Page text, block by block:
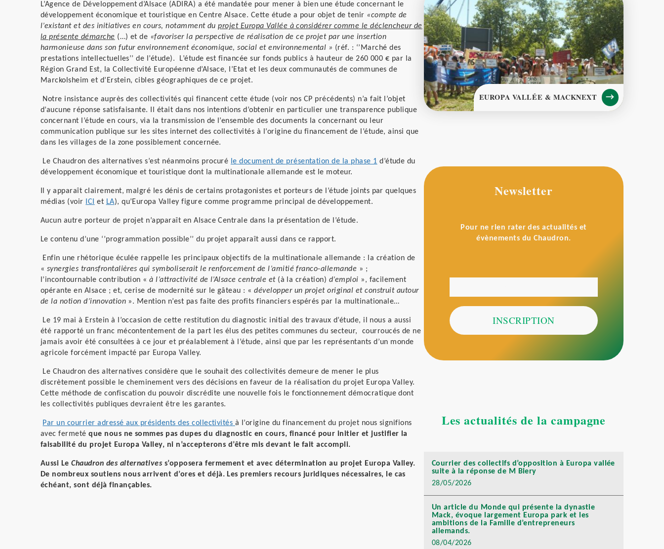
L’Agence de Développement d’Alsace (ADIRA) a été mandatée pour mener à bien une étude concernant le
développement économique et touristique en Centre Alsace. Cette étude a pour objet de tenir «compte de
l’existant et des initiatives en cours, notamment duprojet Europa Vallée à considérer comme le déclencheur de
la présente démarche (…) et de «favoriser la perspective de réalisation de ce projet par une insertion
harmonieuse dans son futur environnement économique, social et environnemental » (réf. : ‘’Marché des
prestations intellectuelles’’ de l’étude). L’étude est financée sur fonds publics à hauteur de 260 000 € par la
Région Grand Est, la Collectivité Européenne d’Alsace, l’Etat et les deux communautés de communes de
Marckolsheim et d’Erstein, cibles géographiques de ce projet.
Notre insistance auprès des collectivités qui financent cette étude (voir nos CP précédents) n’a fait l’objet
d’aucune réponse satisfaisante. Il était dans nos intentions d’obtenir en particulier une transparence publique
concernant l’étude en cours, via la transmission de l’ensemble des documents la concernant ou leur
communication publique sur les sites internet des collectivités à l’origine du financement de l’étude, ainsi que
dans les villages de la zone possiblement concernée.
Le Chaudron des alternatives s’est néanmoins procuré le document de présentation de la phase 1 d’étude du
développement économique et touristique dont la multinationale allemande est le moteur.
Il y apparaît clairement, malgré les dénis de certains protagonistes et porteurs de l’étude joints par quelques
médias (voir
ICI et LA), qu’Europa Valley figure comme programme principal de développement.
Aucun autre porteur de projet n’apparaît en Alsace Centrale dans la présentation de l’étude.
Le contenu d’une ‘’programmation possible’’ du projet apparaît aussi dans ce rapport.
Enfin une rhétorique éculée rappelle les principaux objectifs de la multinationale allemande : la création de
« synergies transfrontalières qui symboliserait le renforcement de l’amitié franco-allemande » ;
l’incontournable contribution «à l’attractivité de l’Alsace centrale et(à la création) d’emploi », facilement
opérante en Alsace ; et, cerise de modernité sur le gâteau : «développer un projet original et construit autour
de la notion d’innovation ». Mention n’est pas faite des profits financiers espérés par la multinationale…
Le 19 mai à Erstein à l’occasion de cette restitution du diagnostic initial des travaux d’étude, il nous a aussi
été rapporté un franc mécontentement de la part les élus des petites communes du secteur, courroucés de ne
jamais avoir été consultées à ce jour et préalablement à l’étude, ainsi que par les représentants d’un monde
agricole forcément impacté par Europa Valley.
Le Chaudron des alternatives considère que le souhait des collectivités demeure de mener le plus
discrètement possible le cheminement vers des décisions en faveur de la réalisation du projet Europa Valley.
Cette méthode de confiscation du pouvoir discrédite une nouvelle fois le fonctionnement démocratique dont
les collectivités publiques devraient être les garantes.
Par un courrier adressé aux présidents des collectivités à l’origine du financement du projet nous signifions
avec fermetéque nous ne sommes pas dupes du diagnostic en cours, financé pour initier et justifier la
faisabilité du projet Europa Valley, ni n’accepterons d’être mis devant le fait accompli.
Aussi LeChaudron des alternatives s’opposera fermement et avec détermination au projet Europa Valley.
De nombreux soutiens nous arrivent d’ores et déjà. Les premiers recours juridiques nécessaires, le cas
échéant, sont déjà finançables.
EUROPA VALLÉE & MACKNEXT
Newsletter
Pour ne rien rater des actualités et
évènements du Chaudron.
mail
INSCRIPTION
Les actualités de la campagne
Courrier des collectifs d’opposition à Europa vallée
suite à la réponse de M Biery
28/05/2026
Un article du Monde qui présente la dynastie
Mack, évoque largement Europa park et les
ambitions de la Famille d’entrepreneurs
allemands.
08/04/2026